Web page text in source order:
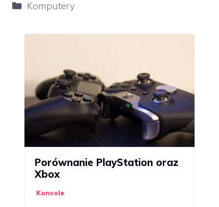
Kategorie
Komputery
Porównanie PlayStation oraz
Xbox
Konsole